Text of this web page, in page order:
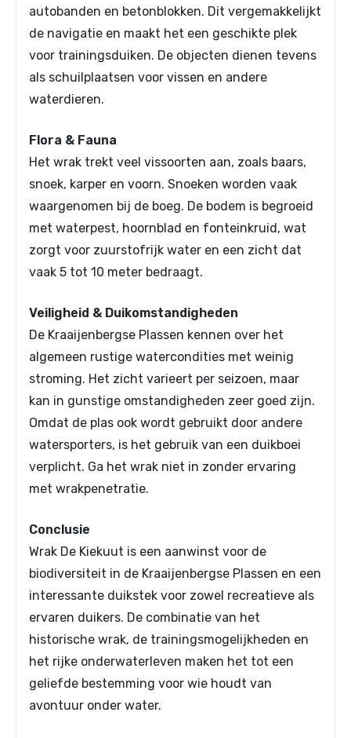
autobanden en betonblokken. Dit vergemakkelijkt
de navigatie en maakt het een geschikte plek
voor trainingsduiken. De objecten dienen tevens
als schuilplaatsen voor vissen en andere
waterdieren.
Flora & Fauna
Het wrak trekt veel vissoorten aan, zoals baars,
snoek, karper en voorn. Snoeken worden vaak
waargenomen bij de boeg. De bodem is begroeid
met waterpest, hoornblad en fonteinkruid, wat
zorgt voor zuurstofrijk water en een zicht dat
vaak 5 tot 10 meter bedraagt.
Veiligheid & Duikomstandigheden
De Kraaijenbergse Plassen kennen over het
algemeen rustige watercondities met weinig
stroming. Het zicht varieert per seizoen, maar
kan in gunstige omstandigheden zeer goed zijn.
Omdat de plas ook wordt gebruikt door andere
watersporters, is het gebruik van een duikboei
verplicht. Ga het wrak niet in zonder ervaring
met wrakpenetratie.
Conclusie
Wrak De Kiekuut is een aanwinst voor de
biodiversiteit in de Kraaijenbergse Plassen en een
interessante duikstek voor zowel recreatieve als
ervaren duikers. De combinatie van het
historische wrak, de trainingsmogelijkheden en
het rijke onderwaterleven maken het tot een
geliefde bestemming voor wie houdt van
avontuur onder water.